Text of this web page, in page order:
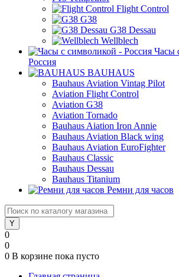
Flight Control
G38
G38 Dessau
Wellblech
Часы
Россия
BAUHAUS
Bauhaus Aviation Vintag Pilot
Aviation Flight Control
Aviation G38
Aviation Tornado
Bauhaus Aiation Iron Annie
Bauhaus Aviation Black wing
Bauhaus Aviation EuroFighter
Bauhaus Classic
Bauhaus Dessau
Bauhaus Titanium
Ремни для часов
0
0
0 В корзине пока пусто